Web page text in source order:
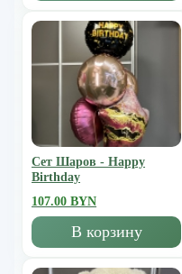
Сет Шаров - Happy
Birthday
107.00 BYN
В корзину